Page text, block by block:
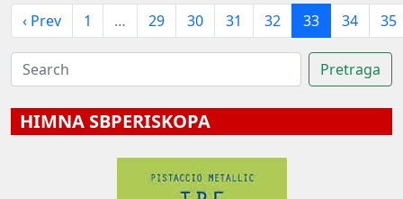
‹ Prev 1 … 29 30 31 32 33 34 35
HIMNA SBPERISKOPA